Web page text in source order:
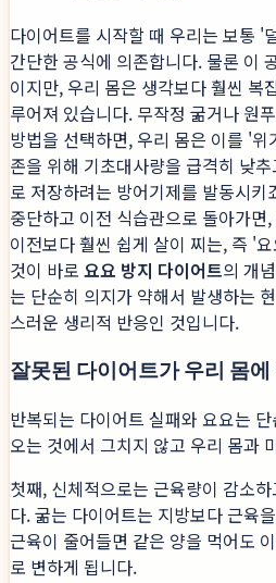
다이어트를 시작할 때 우리는 보통 '
간단한 공식에 의존합니다. 물론 이
이지만, 우리 몸은 생각보다 훨씬 복
루어져 있습니다. 무작정 굶거나 원
방법을 선택하면, 우리 몸은 이를 '
존을 위해 기초대사량을 급격히 낮
로 저장하려는 방어기제를 발동시
중단하고 이전 식습관으로 돌아가면
이전보다 훨씬 쉽게 살이 찌는, 즉 '
것이 바로 요요 방지 다이어트의 개
는 단순히 의지가 약해서 발생하는
스러운 생리적 반응인 것입니다.
잘못된 다이어트가 우리 몸
반복되는 다이어트 실패와 요요는
오는 것에서 그치지 않고 우리 몸과
첫째, 신체적으로는 근육량이 감소
다. 굶는 다이어트는 지방보다 근육
근육이 줄어들면 같은 양을 먹어도
로 변하게 됩니다.